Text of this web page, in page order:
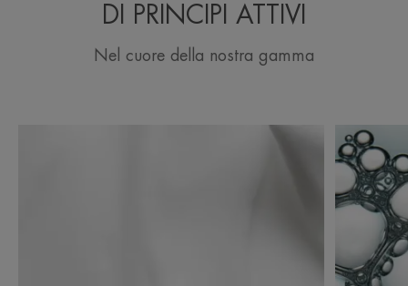
DI PRINCIPI ATTIVI
Nel cuore della nostra gamma